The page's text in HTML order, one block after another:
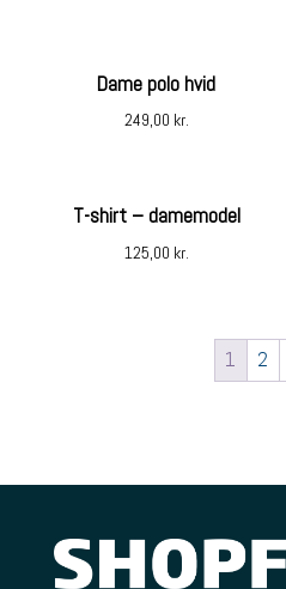
Dame polo hvid
249,00 kr.
T-shirt – damemodel
125,00 kr.
1 2